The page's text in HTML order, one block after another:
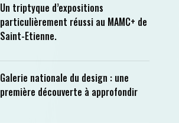
Un triptyque d’expositions
particulièrement réussi au MAMC+ de
Saint-Etienne.
Galerie nationale du design : une
première découverte à approfondir